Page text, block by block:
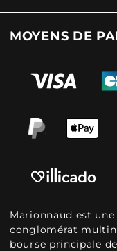
MOYENS DE
Marionnaud est
conglomérat
bourse principale